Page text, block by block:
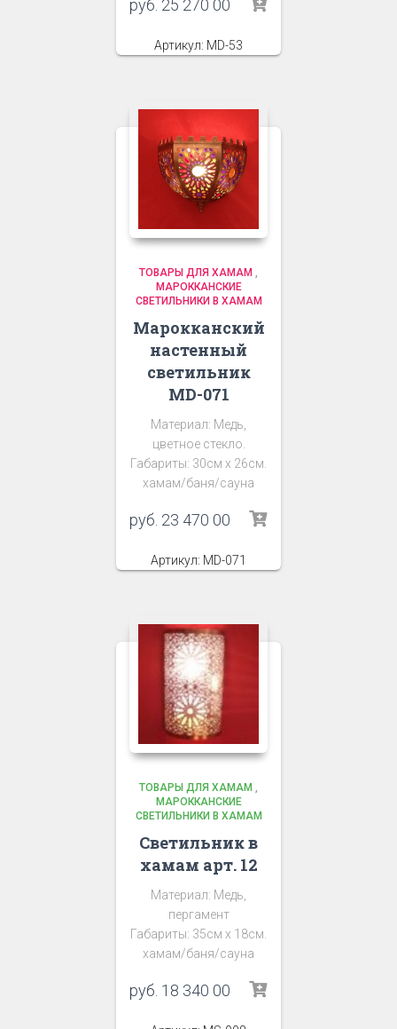
руб. 25 270 00
Артикул: MD-53
ТОВАРЫ ДЛЯ ХАМАМ ,
МАРОККАНСКИЕ
СВЕТИЛЬНИКИ В ХАМАМ
Марокканский
настенный
светильник
MD-071
Материал: Медь,
цветное стекло.
Габариты: 30см х 26см.
хамам/баня/сауна
руб. 23 470 00
Артикул: MD-071
ТОВАРЫ ДЛЯ ХАМАМ ,
МАРОККАНСКИЕ
СВЕТИЛЬНИКИ В ХАМАМ
Светильник в
хамам арт. 12
Материал: Медь,
пергамент
Габариты: 35см х 18см.
хамам/баня/сауна
руб. 18 340 00